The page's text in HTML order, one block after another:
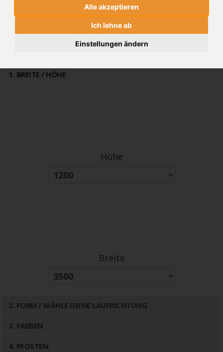
Alle akzeptieren
Ich lehne ab
Einstellungen ändern
SCHIEBETORE 10.229
SCHIEBETORE 10.101 MODERN SYSTEM
alter Preis
(inkl 19% MwSt.)
1 . BREITE / HÖHE
Höhe
Breite
2. FORM / WÄHLE DEINE LAUFRICHTUNG
3. FARBEN
4. PFOSTEN